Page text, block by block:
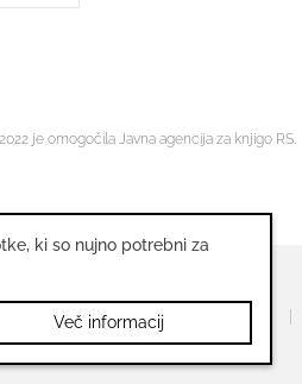
je omogočila Javna agencija za knjigo RS.
| Politika zasebnosti
ki so nujno potrebni za
Več informacij